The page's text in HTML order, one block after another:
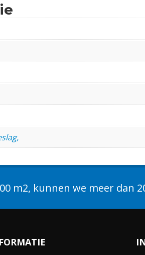
m2, kunnen we meer dan